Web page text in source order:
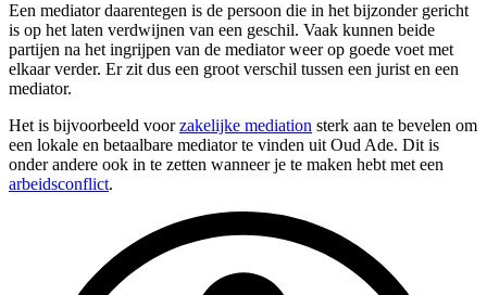
Een mediator daarentegen is de persoon die in het bijzonder gericht
is op het laten verdwijnen van een geschil. Vaak kunnen beide
partijen na het ingrijpen van de mediator weer op goede voet met
elkaar verder. Er zit dus een groot verschil tussen een jurist en een
mediator.
Het is bijvoorbeeld voorzakelijke mediation sterk aan te bevelen om
een lokale en betaalbare mediator te vinden uit Oud Ade. Dit is
onder andere ook in te zetten wanneer je te maken hebt met een
arbeidsconflict.